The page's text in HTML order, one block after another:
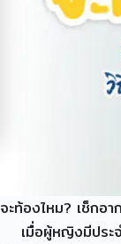
จะท้องไหม? เช็ก
เมื่อผู้หญิงมีประจ